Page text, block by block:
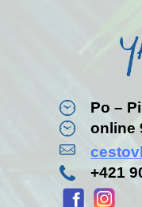
Po –
online
+421